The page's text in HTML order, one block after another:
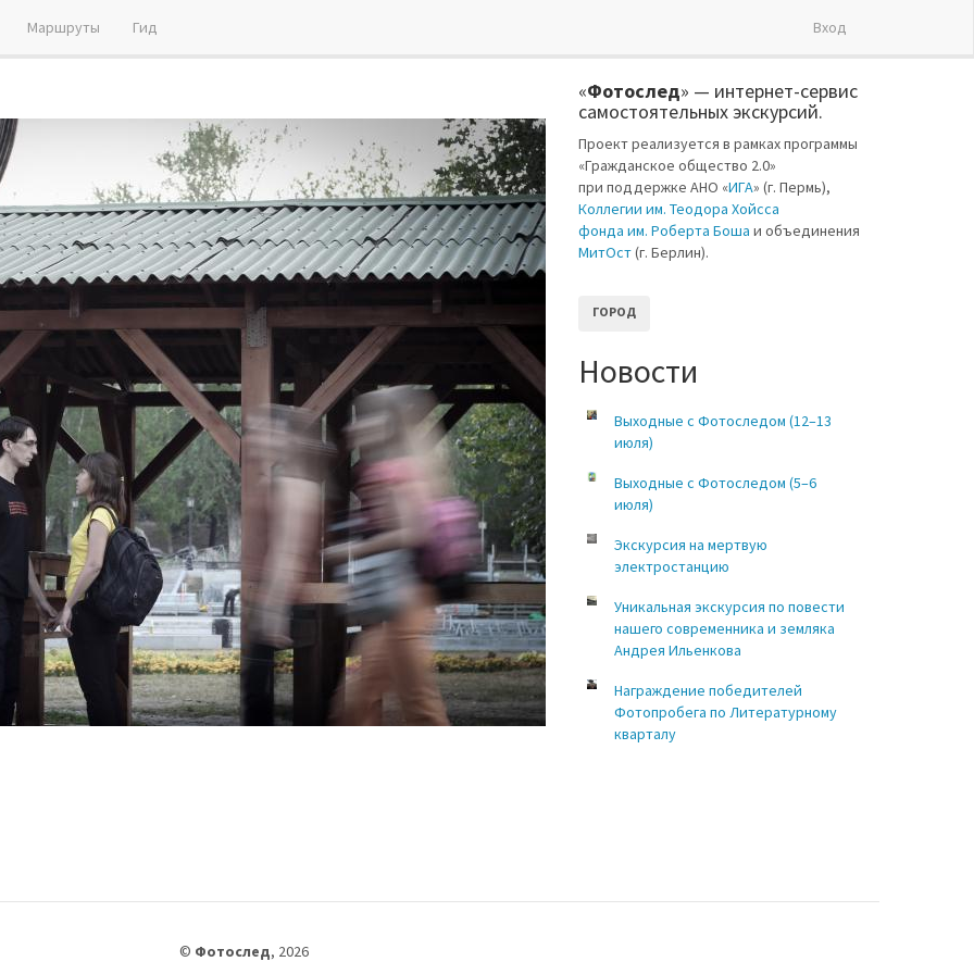
Маршруты Гид Вход
«Фотослед» — интернет-сервис
самостоятельных экскурсий.
Проект реализуется в рамках программы
«Гражданское общество 2.0»
при поддержке АНО «ИГА» (г. Пермь),
Коллегии им. Теодора Хойсса
фонда им. Роберта Боша и объединения
МитОст(г. Берлин).
ГОРОД
Новости
Выходные с Фотоследом (12–13
июля)
Выходные с Фотоследом (5–6
июля)
Экскурсия на мертвую
электростанцию
Уникальная экскурсия по повести
нашего современника и земляка
Андрея Ильенкова
Награждение победителей
Фотопробега по Литературному
кварталу
© Фотослед, 2026